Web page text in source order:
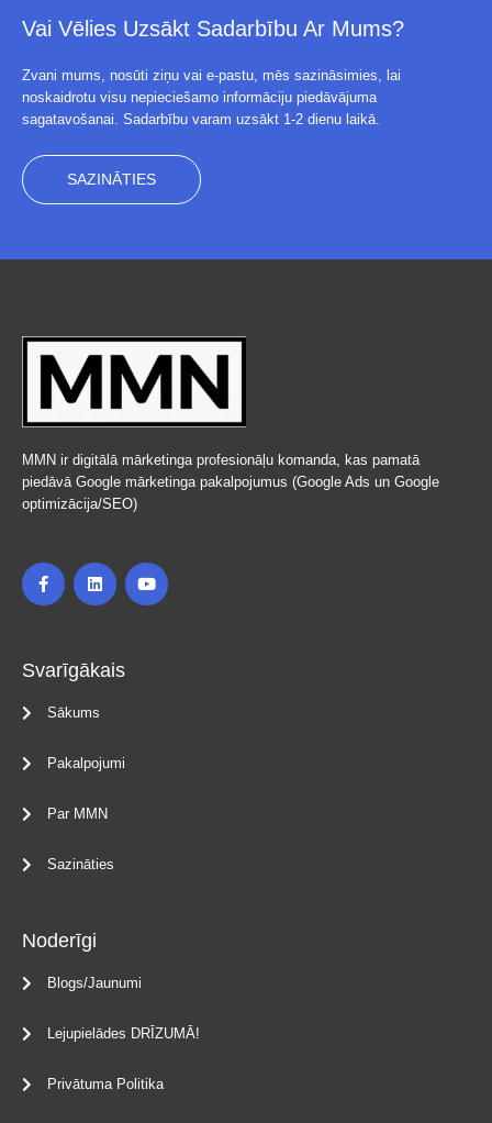
Vai Vēlies Uzsākt Sadarbību Ar Mums?
Zvani mums, nosūti ziņu vai e-pastu, mēs sazināsimies, lai
noskaidrotu visu nepieciešamo informāciju piedāvājuma
sagatavošanai. Sadarbību varam uzsākt 1-2 dienu laikā.
SAZINĀTIES
MMN ir digitālā mārketinga profesionāļu komanda, kas pamatā
piedāvā Google mārketinga pakalpojumus (Google Ads un Google
optimizācija/SEO)
F
a
c
o
L
i
n
i
Y
o
u
Svarīgākais
Sākums
Pakalpojumi
Par MMN
Sazināties
Noderīgi
Blogs/Jaunumi
Lejupielādes DRĪZUMĀ!
Privātuma Politika